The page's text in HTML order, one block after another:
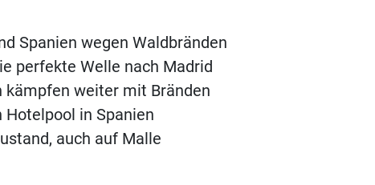
Spanien wegen Waldbränden
perfekte Welle nach Madrid
kämpfen weiter mit Bränden
in Spanien
auch auf Malle